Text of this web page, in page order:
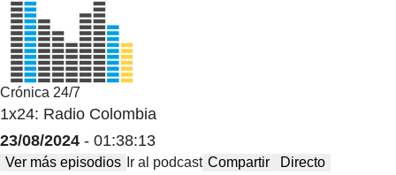
Crónica 24/7
1x24: Radio Colombia
23/08/2024 - 01:38:13
Ver más episodios Ir al podcast Compartir Directo